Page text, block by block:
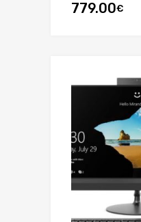
779.00€